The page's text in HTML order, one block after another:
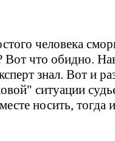
человека
Вот что обидно.
знал. Вот и
ситуации
носить, тогда